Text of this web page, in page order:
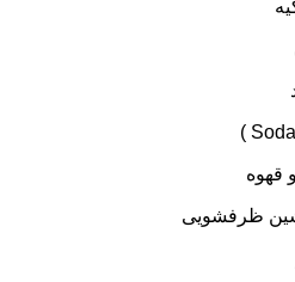
قهوه
ظرفشویی